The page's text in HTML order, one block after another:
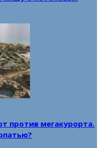
против мегакурорта.